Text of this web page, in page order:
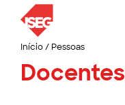
Início/ Pessoas
Docentes